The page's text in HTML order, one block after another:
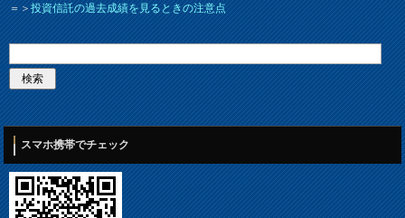
＝＞投資信託の過去成績を見るときの注意点
スマホ携帯でチェック